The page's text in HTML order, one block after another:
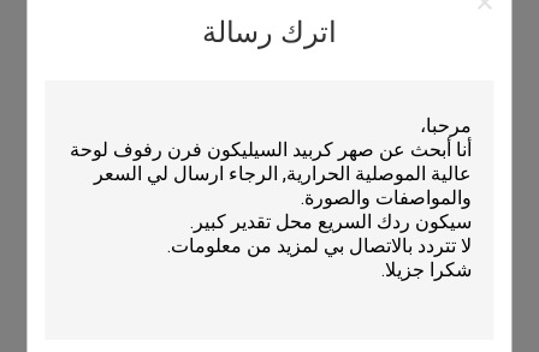
اترك رسالة
تصنيعها إلى أثاث فرن مجوف أو رقيق الجدران، مما يساعد على
توفير الوقود وتقليل العبء على المعدات1.مزيج من كورديريت و
موليت يوفر جفاف كيميائي جيد● قوة ميكانيكية عالية: يمنح الجزء
يستخدم لوح كورديريت المولييت فقط في أثاث الفرن في صناعة
السيراميك ، ولكن أيضًا في مواد التعبئة الإلكترونية ومواد توليد
الطاقة الحرارية الشمسية ،تظهر تنوعها.
المعلمات التقنية: